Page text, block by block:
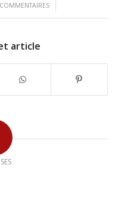
/
article